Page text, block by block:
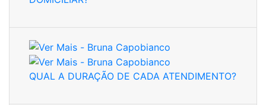
QUAL A DURAÇÃO DE CADA ATENDIMENTO?